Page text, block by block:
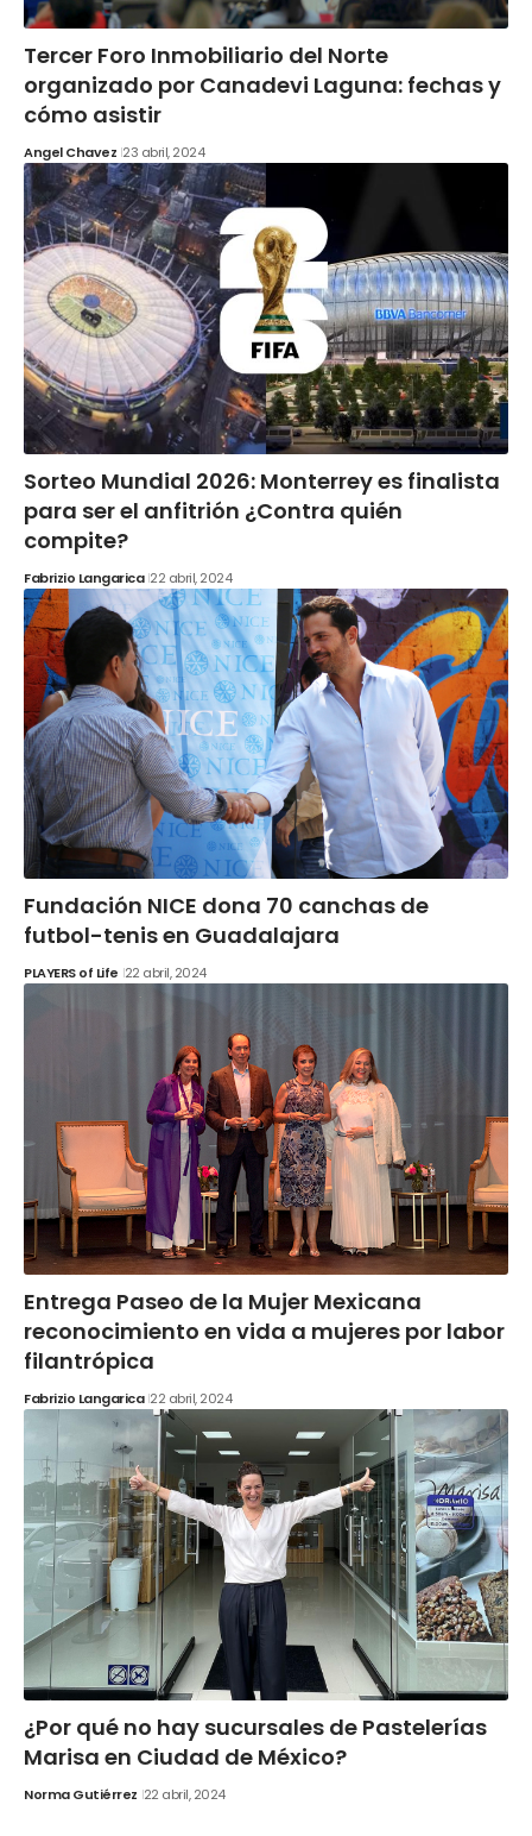
Tercer Foro Inmobiliario del Norte
organizado por Canadevi Laguna: fechas y
cómo asistir
Angel Chavez 23 abril, 2024
Sorteo Mundial 2026: Monterrey es finalista
para ser el anfitrión ¿Contra quién
compite?
Fabrizio Langarica 22 abril, 2024
Fundación NICE dona 70 canchas de
futbol-tenis en Guadalajara
PLAYERS of Life 22 abril, 2024
Entrega Paseo de la Mujer Mexicana
reconocimiento en vida a mujeres por labor
filantrópica
Fabrizio Langarica 22 abril, 2024
¿Por qué no hay sucursales de Pastelerías
Marisa en Ciudad de México?
Norma Gutiérrez 22 abril, 2024